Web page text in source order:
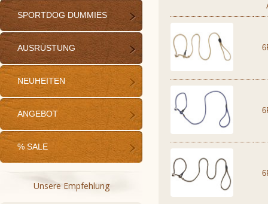
SPORTDOG DUMMIES
AUSRÜSTUNG
NEUHEITEN
ANGEBOT
% SALE
Unsere Empfehlung